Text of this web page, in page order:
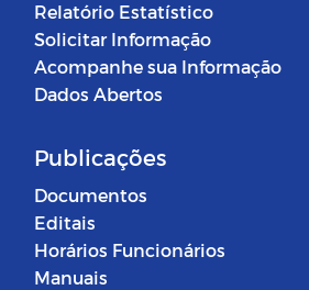
Relatório Estatístico
Solicitar Informação
Acompanhe sua Informação
Dados Abertos
Publicações
Documentos
Editais
Horários Funcionários
Manuais